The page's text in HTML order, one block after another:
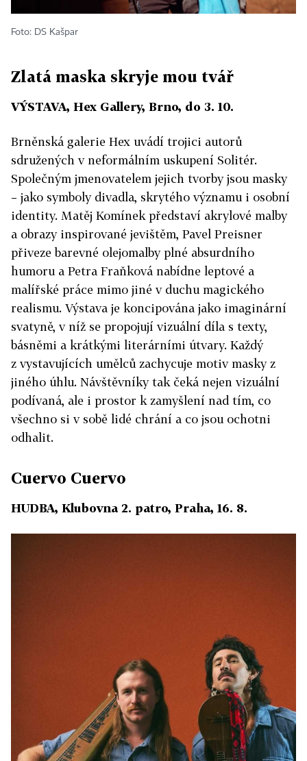
Foto: DS Kašpar
Zlatá maska skryje mou tvář
VÝSTAVA, Hex Gallery, Brno, do 3. 10.
Brněnská galerie Hex uvádí trojici autorů
sdružených v neformálním uskupení Solitér.
Společným jmenovatelem jejich tvorby jsou masky
– jako symboly divadla, skrytého významu i osobní
identity. Matěj Komínek představí akrylové malby
a obrazy inspirované jevištěm, Pavel Preisner
přiveze barevné olejomalby plné absurdního
humoru a Petra Fraňková nabídne leptové a
malířské práce mimo jiné v duchu magického
realismu. Výstava je koncipována jako imaginární
svatyně, v níž se propojují vizuální díla s texty,
básněmi a krátkými literárními útvary. Každý
z vystavujících umělců zachycuje motiv masky z
jiného úhlu. Návštěvníky tak čeká nejen vizuální
podívaná, ale i prostor k zamyšlení nad tím, co
všechno si v sobě lidé chrání a co jsou ochotni
odhalit.
Cuervo Cuervo
HUDBA, Klubovna 2. patro, Praha, 16. 8.